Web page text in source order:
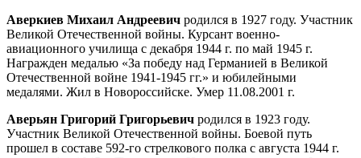
Аверкиев Михаил Андреевич родился в 1927 году. Участник
Великой Отечественной войны. Курсант военно-
авиационного училища с декабря 1944 г. по май 1945 г.
Награжден медалью «За победу над Германией в Великой
Отечественной войне 1941-1945 гг.» и юбилейными
медалями. Жил в Новороссийске. Умер 11.08.2001 г.
Аверьян Григорий Григорьевич родился в 1923 году.
Участник Великой Отечественной войны. Боевой путь
прошел в составе 592-го стрелкового полка с августа 1944 г.